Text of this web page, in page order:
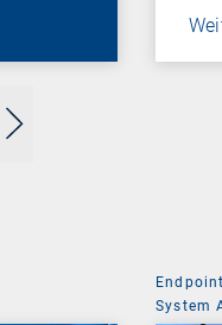
System